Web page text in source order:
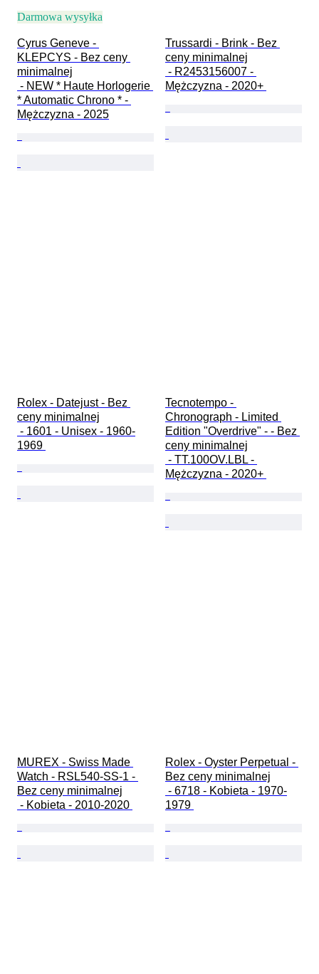
Darmowa wysyłka
Cyrus Geneve -
KLEPCYS - Bez ceny
minimalnej
* Automatic Chrono * -
Mężczyzna - 2025
Trussardi - Brink - Bez
ceny minimalnej
Mężczyzna - 2020+
Rolex - Datejust - Bez
ceny minimalnej
1969
Tecnotempo -
Chronograph - Limited
Edition "Overdrive" - - Bez
ceny minimalnej
Mężczyzna - 2020+
MUREX - Swiss Made
Watch - RSL540-SS-1 -
Bez ceny minimalnej
- Kobieta - 2010-2020
Rolex - Oyster Perpetual -
Bez ceny minimalnej
1979